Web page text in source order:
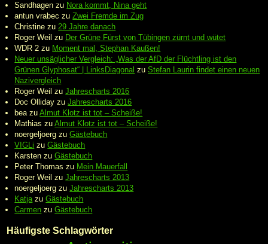
Sandhagen zu Nora kommt, Nina geht
antun vrabec zuZwei Fremde im Zug
Christine zu29 Jahre danach
Roger Weil zu Der Grüne Fürst von Tübingen zürnt und wütet
WDR 2 zu Moment mal, Stephan Kaußen!
Neuer unsäglicher Vergleich: „Was der AfD der Flüchtling ist den
Grünen Glyphosat“ | LinksDiagonal zuStefan Laurin findet einen neuen
Nazivergleich
Roger Weil zuJahrescharts 2016
Doc Olliday zuJahrescharts 2016
beazuAlmut Klotz ist tot – Scheiße!
Mathias zuAlmut Klotz ist tot – Scheiße!
noergeljoerg zuGästebuch
VIGLi zuGästebuch
Karsten zuGästebuch
Peter Thomas zu Mein Mauerfall
Roger Weil zuJahrescharts 2013
noergeljoerg zuJahrescharts 2013
KatjazuGästebuch
Carmen zuGästebuch
Häufigste Schlagwörter